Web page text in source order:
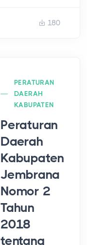
180
PERATURAN
DAERAH
KABUPATEN
Peraturan
Daerah
Kabupaten
Jembrana
Nomor 2
Tahun
2018
tentang